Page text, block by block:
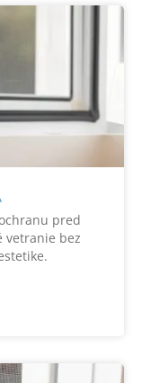
pred
vetranie bez